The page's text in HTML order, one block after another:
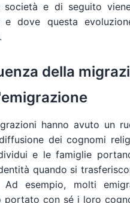
società e di seguito
e dove questa
della
hanno avuto un
dei cognomi
e le famiglie
quando si
Ad esempio, molti
portato con sé i loro